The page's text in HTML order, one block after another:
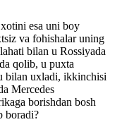
esa uni boy
va fohishalar uning
bilan u Rossiyada
qolib, u puxta
bilan uxladi, ikkinchisi
Mercedes
borishdan bosh
boradi?